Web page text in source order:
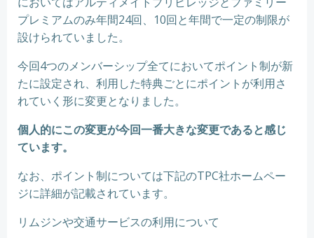
プレミアムのみ年間24回、10回と年間で一定の制限が
設けられていました。
今回4つのメンバーシップ全てにおいてポイント制が新
たに設定され、利用した特典ごとにポイントが利用さ
れていく形に変更となりました。
個人的にこの変更が今回一番大きな変更であると感じ
ています。
なお、ポイント制については下記のTPC社ホームペー
ジに詳細が記載されています。
リムジンや交通サービスの利用について